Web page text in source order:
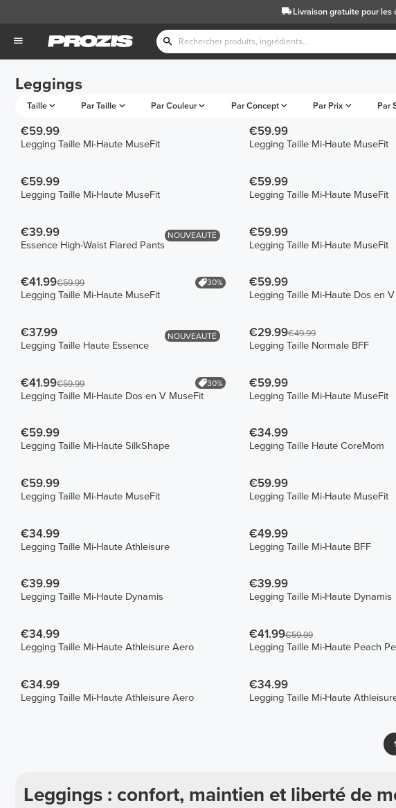
Livraison gratuitepour les
Leggings
Taille Par Taille Par Couleur Par Concept Par Prix Par
€59.99
Legging Taille Mi-Haute MuseFit
€59.99
Legging Taille Mi-Haute MuseFit
€59.99
Legging Taille Mi-Haute MuseFit
€59.99
Legging Taille Mi-Haute MuseFit
NOUVEAUTÉ
€39.99
Essence High-Waist Flared Pants
€59.99
Legging Taille Mi-Haute MuseFit
€41.99€59.99 30%
Legging Taille Mi-Haute MuseFit
€59.99
Legging Taille Mi-Haute Dos en
NOUVEAUTÉ
€37.99
Legging Taille Haute Essence
€29.99€49.99
Legging Taille Normale BFF
€41.99€59.99 30%
Legging Taille Mi-Haute Dos en V MuseFit
€59.99
Legging Taille Mi-Haute MuseFit
€59.99
Legging Taille Mi-Haute SilkShape
€34.99
Legging Taille Haute CoreMom
€59.99
Legging Taille Mi-Haute MuseFit
€59.99
Legging Taille Mi-Haute MuseFit
€34.99
Legging Taille Mi-Haute Athleisure
€49.99
Legging Taille Mi-Haute BFF
€39.99
Legging Taille Mi-Haute Dynamis
€39.99
Legging Taille Mi-Haute Dynamis
€34.99
Legging Taille Mi-Haute Athleisure Aero
€41.99€59.99
Legging Taille Mi-Haute Peach
€34.99
Legging Taille Mi-Haute Athleisure Aero
€34.99
Legging Taille Mi-Haute
Leggings : confort, maintien et liberté de